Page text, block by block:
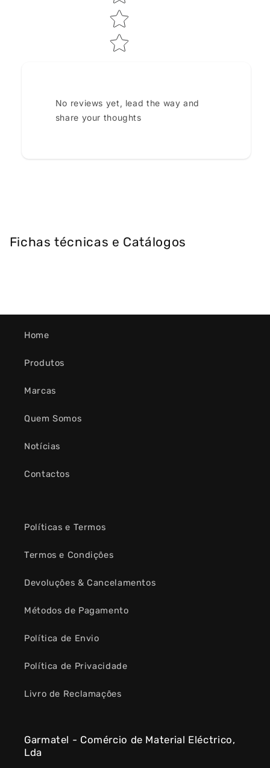
No reviews yet, lead the way and
share your thoughts
Fichas técnicas e Catálogos
Home
Produtos
Marcas
Quem Somos
Notícias
Contactos
Políticas e Termos
Termos e Condições
Devoluções & Cancelamentos
Métodos de Pagamento
Política de Envio
Política de Privacidade
Livro de Reclamações
Garmatel - Comércio de Material Eléctrico,
Lda